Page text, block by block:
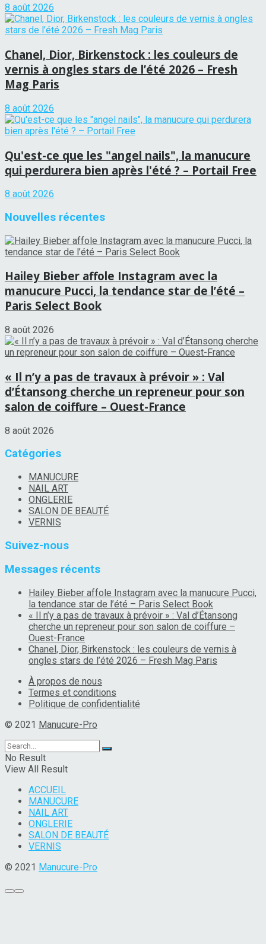
8 août 2026
Chanel, Dior, Birkenstock : les couleurs de
vernis à ongles stars de l’été 2026 – Fresh
Mag Paris
8 août 2026
Qu'est-ce que les "angel nails", la manucure
qui perdurera bien après l'été ? – Portail Free
8 août 2026
Nouvelles récentes
Hailey Bieber affole Instagram avec la
manucure Pucci, la tendance star de l’été –
Paris Select Book
8 août 2026
« Il n’y a pas de travaux à prévoir » : Val
d’Étansong cherche un repreneur pour son
salon de coiffure – Ouest-France
8 août 2026
Catégories
MANUCURE
NAIL ART
ONGLERIE
SALON DE BEAUTÉ
VERNIS
Suivez-nous
Messages récents
Hailey Bieber affole Instagram avec la manucure Pucci,
la tendance star de l’été – Paris Select Book
« Il n’y a pas de travaux à prévoir » : Val d’Étansong
cherche un repreneur pour son salon de coiffure –
Ouest-France
Chanel, Dior, Birkenstock : les couleurs de vernis à
ongles stars de l’été 2026 – Fresh Mag Paris
À propos de nous
Termes et conditions
Politique de confidentialité
© 2021 Manucure-Pro
No Result
View All Result
ACCUEIL
MANUCURE
NAIL ART
ONGLERIE
SALON DE BEAUTÉ
VERNIS
© 2021 Manucure-Pro